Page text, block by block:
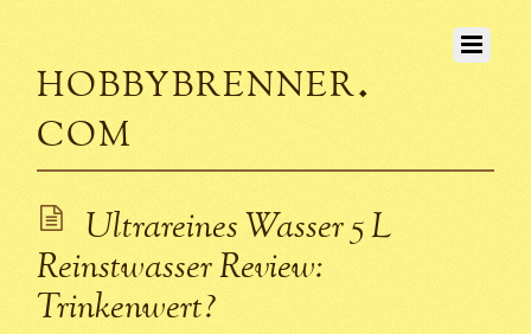
hobbybrenner.
com
Ultrareines Wasser 5 L
Reinstwasser Review:
Trinkenwert?